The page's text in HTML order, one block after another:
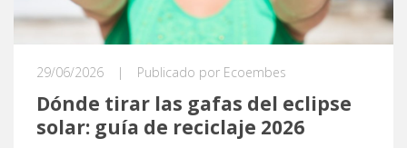
29/06/2026 | Publicado por Ecoembes
Dónde tirar las gafas del eclipse
solar: guía de reciclaje 2026